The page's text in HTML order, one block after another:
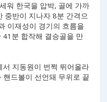
워 한국을 압박, 골에 가까
중반이 지나자 8분 간격으
이재성이 경기의 흐름을
41분 합작해 결승골을 만
지동원이 번쩍 뛰어올라
드볼이 선언돼 무위로 끝